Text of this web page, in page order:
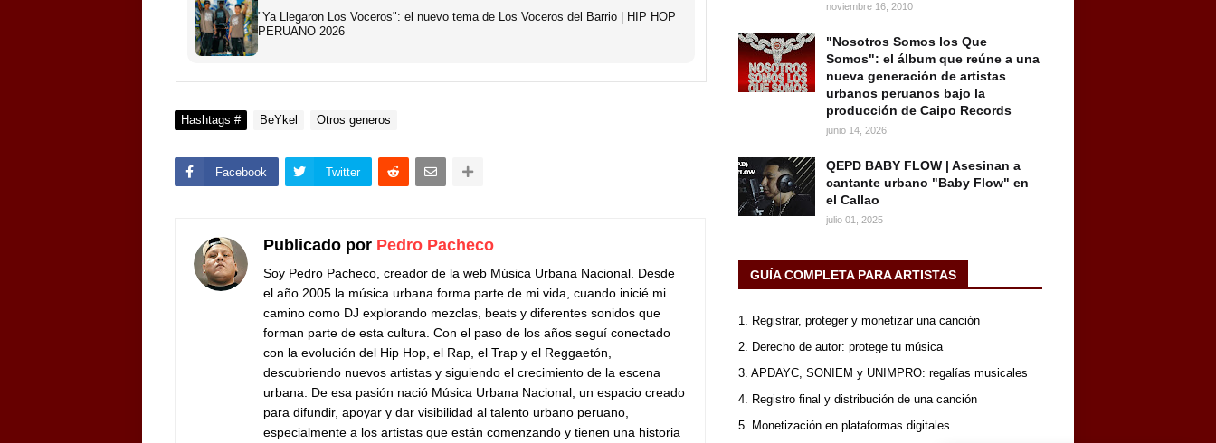
"Ya Llegaron Los Voceros": el nuevo tema de Los Voceros del Barrio | HIP HOP
PERUANO 2026
Hashtags # BeYkel Otros generos
Facebook Twitter
Publicado por Pedro Pacheco
Soy Pedro Pacheco, creador de la web Música Urbana Nacional. Desde
el año 2005 la música urbana forma parte de mi vida, cuando inicié mi
camino como DJ explorando mezclas, beats y diferentes sonidos que
forman parte de esta cultura. Con el paso de los años seguí conectado
con la evolución del Hip Hop, el Rap, el Trap y el Reggaetón,
descubriendo nuevos artistas y siguiendo el crecimiento de la escena
urbana. De esa pasión nació Música Urbana Nacional, un espacio creado
para difundir, apoyar y dar visibilidad al talento urbano peruano,
especialmente a los artistas que están comenzando y tienen una historia
noviembre 16, 2010
"Nosotros Somos los Que
Somos": el álbum que reúne a una
nueva generación de artistas
urbanos peruanos bajo la
producción de Caipo Records
junio 14, 2026
QEPD BABY FLOW | Asesinan a
cantante urbano "Baby Flow" en
el Callao
julio 01, 2025
GUÍA COMPLETA PARA ARTISTAS
1. Registrar, proteger y monetizar una canción
2. Derecho de autor: protege tu música
3. APDAYC, SONIEM y UNIMPRO: regalías musicales
4. Registro final y distribución de una canción
5. Monetización en plataformas digitales